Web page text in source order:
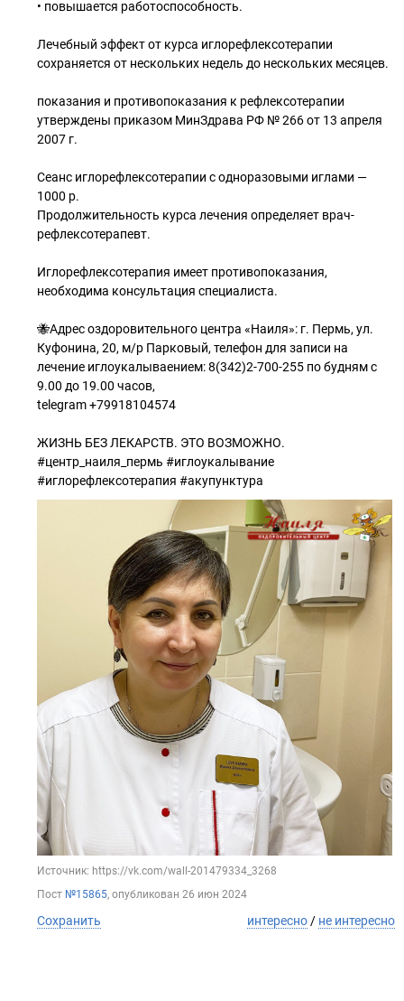
• повышается работоспособность.
Лечебный эффект от курса иглорефлексотерапии
сохраняется от нескольких недель до нескольких месяцев.
показания и противопоказания к рефлексотерапии
утверждены приказом МинЗдрава РФ № 266 от 13 апреля
2007 г.
Сеанс иглорефлексотерапии с одноразовыми иглами —
1000 р.
Продолжительность курса лечения определяет врач-
рефлексотерапевт.
Иглорефлексотерапия имеет противопоказания,
необходима консультация специалиста.
🐝Адрес оздоровительного центра «Наиля»: г. Пермь, ул.
Куфонина, 20, м/р Парковый, телефон для записи на
лечение иглоукалываением: 8(342)2-700-255 по будням с
9.00 до 19.00 часов,
telegram +79918104574
ЖИЗНЬ БЕЗ ЛЕКАРСТВ. ЭТО ВОЗМОЖНО.
#центр_наиля_пермь #иглоукалывание
#иглорефлексотерапия #акупунктура
Источник: https://vk.com/wall-201479334_3268
Пост №15865, опубликован 26 июн 2024
Сохранить интересно / не интересно